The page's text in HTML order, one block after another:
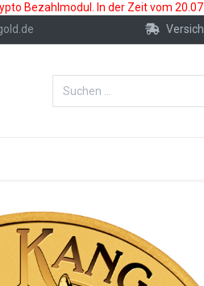
Bezahlmodul. In der Zeit vom